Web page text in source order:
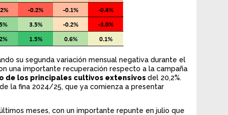
su segunda variación mensual negativa durante el
una importante recuperación respecto a la campaña
de los principales cultivos extensivos del 20,2%.
la fina 2024/25, que ya comienza a presentar
meses, con un importante repunte en julio que